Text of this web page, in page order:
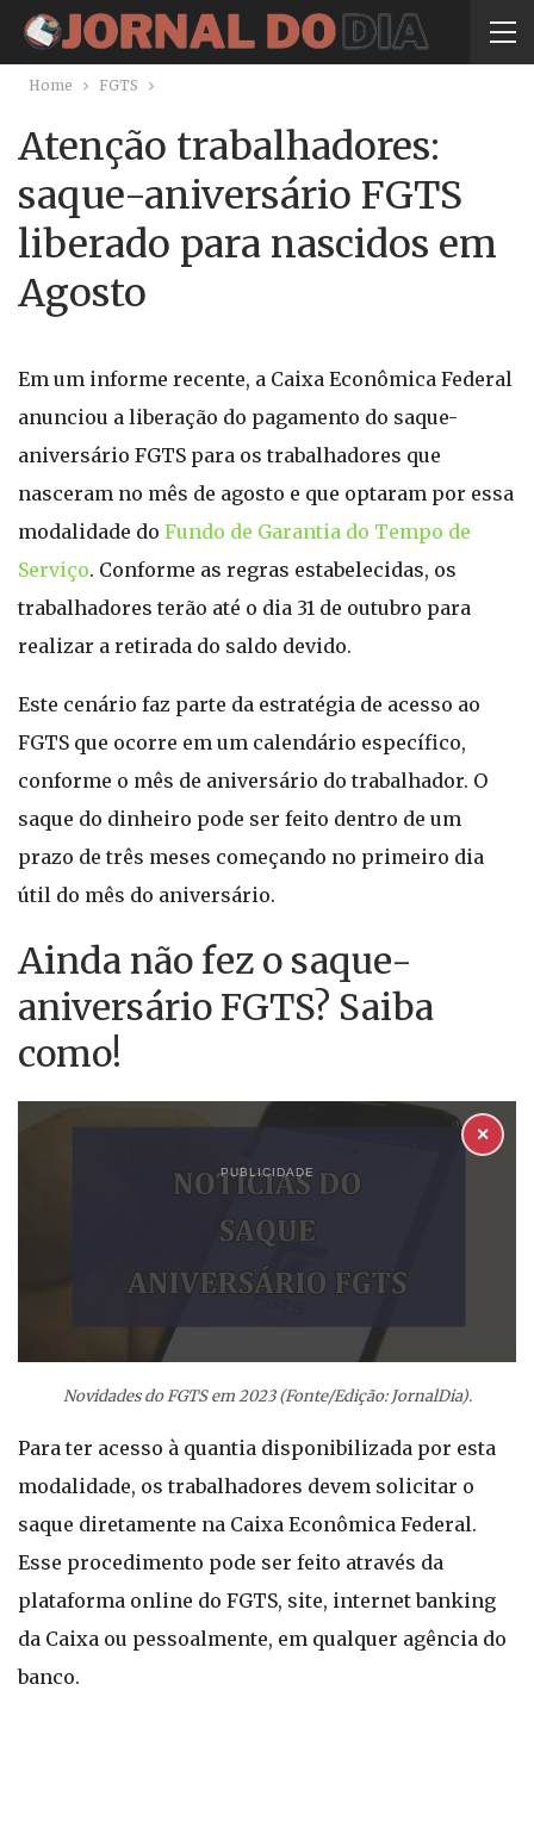
Home FGTS
Atenção trabalhadores:
saque-aniversário FGTS
liberado para nascidos em
Agosto
Em um informe recente, a Caixa Econômica Federal
anunciou a liberação do pagamento do saque-
aniversário FGTS para os trabalhadores que
nasceram no mês de agosto e que optaram por essa
modalidade do Fundo de Garantia do Tempo de
Serviço. Conforme as regras estabelecidas, os
trabalhadores terão até o dia 31 de outubro para
realizar a retirada do saldo devido.
Este cenário faz parte da estratégia de acesso ao
FGTS que ocorre em um calendário específico,
conforme o mês de aniversário do trabalhador. O
saque do dinheiro pode ser feito dentro de um
prazo de três meses começando no primeiro dia
útil do mês do aniversário.
Ainda não fez o saque-
aniversário FGTS? Saiba
como!
PUBLICIDADE
✕
Novidades do FGTS em 2023 (Fonte/Edição: JornalDia).
Para ter acesso à quantia disponibilizada por esta
modalidade, os trabalhadores devem solicitar o
saque diretamente na Caixa Econômica Federal.
Esse procedimento pode ser feito através da
plataforma online do FGTS, site, internet banking
da Caixa ou pessoalmente, em qualquer agência do
banco.